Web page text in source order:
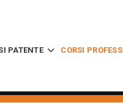
PATENTE CORSI